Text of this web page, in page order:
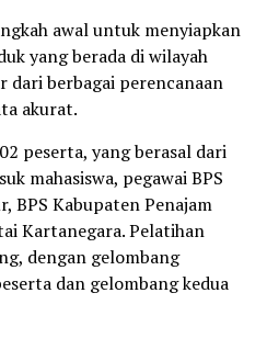
awal untuk menyiapkan
yang berada di wilayah
dari berbagai perencanaan
akurat.
peserta, yang berasal dari
mahasiswa, pegawai BPS
BPS Kabupaten Penajam
Kartanegara. Pelatihan
dengan gelombang
dan gelombang kedua